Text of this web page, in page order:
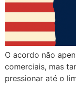
O acordo não
comerciais, mas
pressionar até o